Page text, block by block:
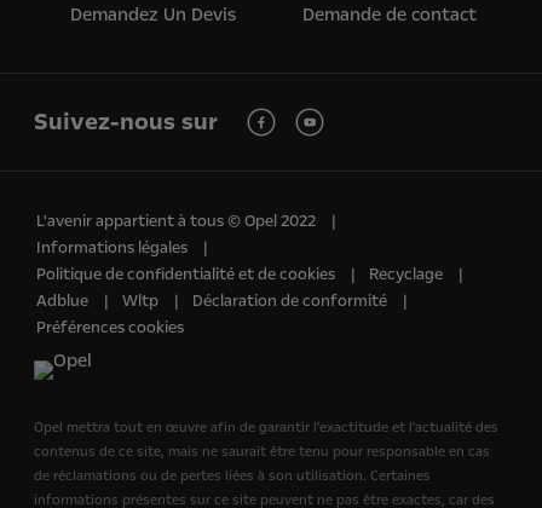
Demandez Un Devis Demande de contact
Suivez-nous sur
L'avenir appartient à tous © Opel 2022
Informations légales
Politique de confidentialité et de cookies
Recyclage
Adblue
Wltp
Déclaration de conformité
Préférences cookies
Opel mettra tout en œuvre afin de garantir l'exactitude et l'actualité des
contenus de ce site, mais ne saurait être tenu pour responsable en cas
de réclamations ou de pertes liées à son utilisation. Certaines
informations présentes sur ce site peuvent ne pas être exactes, car des